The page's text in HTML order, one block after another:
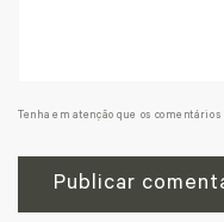
Tenha em atenção que os